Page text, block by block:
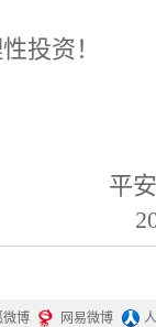
投资！
平
微博 网易微博